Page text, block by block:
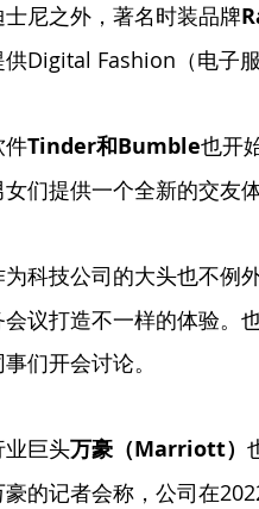
尼之外， 著名时装品牌
Digital Fashion（电子服
件Tinder和Bumble也开
们提供一个全新的交友体
为科技公司的大头也不例
会议打造不一样的体验。
们开会讨论。
巨头万豪（Marriott）
的记者会称，公司在